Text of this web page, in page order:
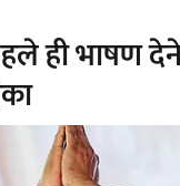
ही भाषण